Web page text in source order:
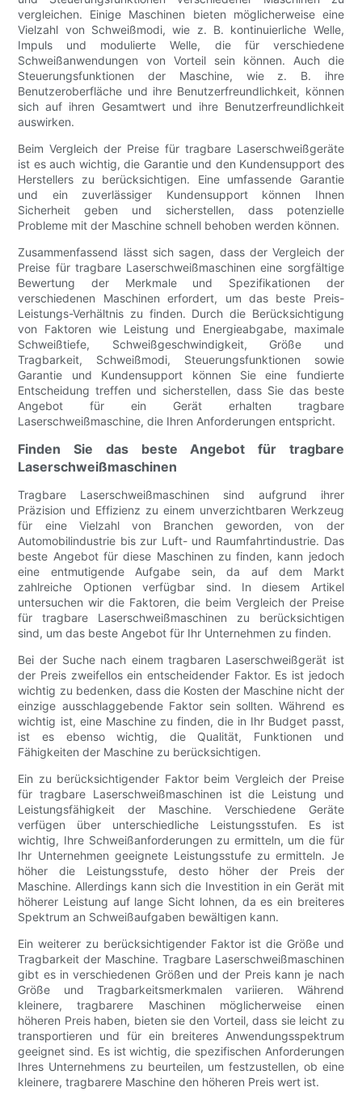
vergleichen. Einige Maschinen bieten möglicherweise eine
Vielzahl von Schweißmodi, wie z. B. kontinuierliche Welle,
Impuls und modulierte Welle, die für verschiedene
Schweißanwendungen von Vorteil sein können. Auch die
Steuerungsfunktionen der Maschine, wie z. B. ihre
Benutzeroberfläche und ihre Benutzerfreundlichkeit, können
sich auf ihren Gesamtwert und ihre Benutzerfreundlichkeit
auswirken.
Beim Vergleich der Preise für tragbare Laserschweißgeräte
ist es auch wichtig, die Garantie und den Kundensupport des
Herstellers zu berücksichtigen. Eine umfassende Garantie
und ein zuverlässiger Kundensupport können Ihnen
Sicherheit geben und sicherstellen, dass potenzielle
Probleme mit der Maschine schnell behoben werden können.
Zusammenfassend lässt sich sagen, dass der Vergleich der
Preise für tragbare Laserschweißmaschinen eine sorgfältige
Bewertung der Merkmale und Spezifikationen der
verschiedenen Maschinen erfordert, um das beste Preis-
Leistungs-Verhältnis zu finden. Durch die Berücksichtigung
von Faktoren wie Leistung und Energieabgabe, maximale
Schweißtiefe, Schweißgeschwindigkeit, Größe und
Tragbarkeit, Schweißmodi, Steuerungsfunktionen sowie
Garantie und Kundensupport können Sie eine fundierte
Entscheidung treffen und sicherstellen, dass Sie das beste
Angebot für ein Gerät erhalten tragbare
Laserschweißmaschine, die Ihren Anforderungen entspricht.
Finden Sie das beste Angebot für tragbare
Laserschweißmaschinen
Tragbare Laserschweißmaschinen sind aufgrund ihrer
Präzision und Effizienz zu einem unverzichtbaren Werkzeug
für eine Vielzahl von Branchen geworden, von der
Automobilindustrie bis zur Luft- und Raumfahrtindustrie. Das
beste Angebot für diese Maschinen zu finden, kann jedoch
eine entmutigende Aufgabe sein, da auf dem Markt
zahlreiche Optionen verfügbar sind. In diesem Artikel
untersuchen wir die Faktoren, die beim Vergleich der Preise
für tragbare Laserschweißmaschinen zu berücksichtigen
sind, um das beste Angebot für Ihr Unternehmen zu finden.
Bei der Suche nach einem tragbaren Laserschweißgerät ist
der Preis zweifellos ein entscheidender Faktor. Es ist jedoch
wichtig zu bedenken, dass die Kosten der Maschine nicht der
einzige ausschlaggebende Faktor sein sollten. Während es
wichtig ist, eine Maschine zu finden, die in Ihr Budget passt,
ist es ebenso wichtig, die Qualität, Funktionen und
Fähigkeiten der Maschine zu berücksichtigen.
Ein zu berücksichtigender Faktor beim Vergleich der Preise
für tragbare Laserschweißmaschinen ist die Leistung und
Leistungsfähigkeit der Maschine. Verschiedene Geräte
verfügen über unterschiedliche Leistungsstufen. Es ist
wichtig, Ihre Schweißanforderungen zu ermitteln, um die für
Ihr Unternehmen geeignete Leistungsstufe zu ermitteln. Je
höher die Leistungsstufe, desto höher der Preis der
Maschine. Allerdings kann sich die Investition in ein Gerät mit
höherer Leistung auf lange Sicht lohnen, da es ein breiteres
Spektrum an Schweißaufgaben bewältigen kann.
Ein weiterer zu berücksichtigender Faktor ist die Größe und
Tragbarkeit der Maschine. Tragbare Laserschweißmaschinen
gibt es in verschiedenen Größen und der Preis kann je nach
Größe und Tragbarkeitsmerkmalen variieren. Während
kleinere, tragbarere Maschinen möglicherweise einen
höheren Preis haben, bieten sie den Vorteil, dass sie leicht zu
transportieren und für ein breiteres Anwendungsspektrum
geeignet sind. Es ist wichtig, die spezifischen Anforderungen
Ihres Unternehmens zu beurteilen, um festzustellen, ob eine
kleinere, tragbarere Maschine den höheren Preis wert ist.